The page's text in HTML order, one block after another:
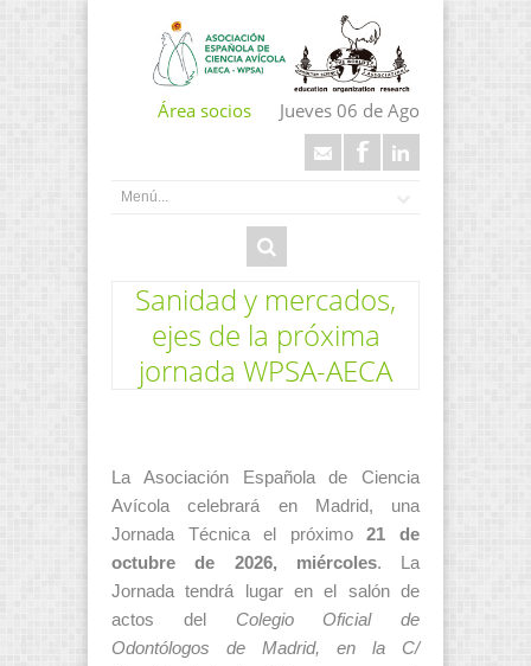
Área socios Jueves 06 de Ago
Sanidad y mercados,
ejes de la próxima
jornada WPSA-AECA
La Asociación Española de Ciencia
Avícola celebrará en Madrid, una
Jornada Técnica el próximo21 de
octubre de 2026, miércoles. La
Jornada tendrá lugar en el salón de
actos del Colegio Oficial de
Odontólogos de Madrid, en la C/